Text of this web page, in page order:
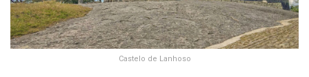
Castelo de Lanhoso